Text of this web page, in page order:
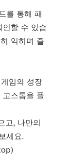
를 통해 패
인할 수 있습
익히며 즐
임의 성장
스톱을 플
고, 나만의
세요.